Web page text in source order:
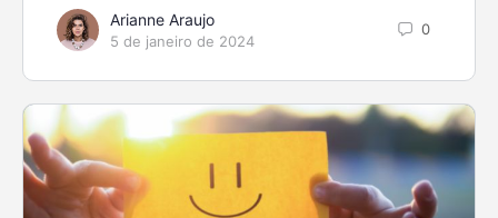
Arianne Araujo
5 de janeiro de 2024
0